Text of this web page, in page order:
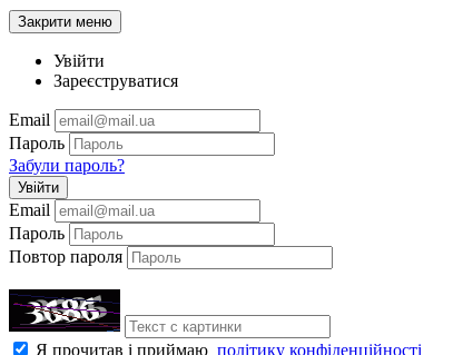
Закрити меню
Увійти
Зареєструватися
Email
Пароль
Забули пароль?
Увійти
Email
Пароль
Повтор пароля
Я прочитав і приймаю політику конфіденційності